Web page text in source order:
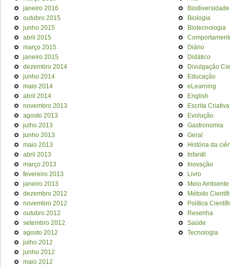
janeiro 2016
outubro 2015
junho 2015
abril 2015
março 2015
janeiro 2015
dezembro 2014
junho 2014
maio 2014
abril 2014
novembro 2013
agosto 2013
julho 2013
junho 2013
maio 2013
abril 2013
março 2013
fevereiro 2013
janeiro 2013
dezembro 2012
novembro 2012
outubro 2012
setembro 2012
agosto 2012
julho 2012
junho 2012
maio 2012
Biodiversidade
Biologia
Biotecnologia
Diário
Didático
Divulgação
Educação
eLearning
English
Escrita Criativa
Evolução
Gastronomia
Geral
História da
Infantil
Inovação
Livro
Meio Ambiente
Método
Política
Resenha
Saúde
Tecnologia